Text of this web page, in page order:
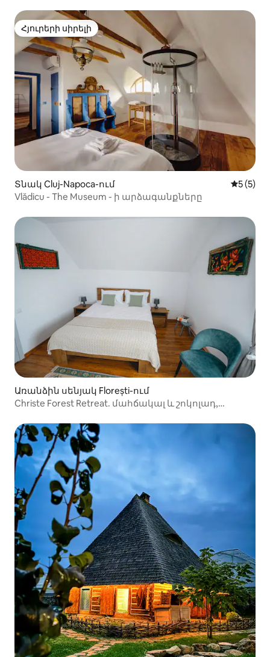
Հյուրերի սիրելի
Հյուրերի սիրելի
Տնակ Cluj-Napoca-ում Միջին
5 (5)
Vlădicu - The Museum - ի արձագանքները
Առանձին սենյակ Florești-ում
Christe Forest Retreat. մահճակալ և շոկոլադ,